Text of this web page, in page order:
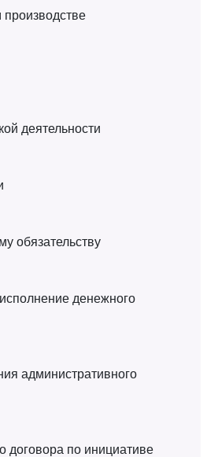
деятельности
обязательству
денежного
административного
договора по инициативе